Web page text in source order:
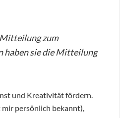
zum
haben sie die Mitteilung
und Kreativität fördern.
persönlich bekannt),